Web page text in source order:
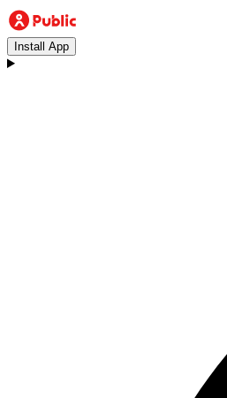
Install App